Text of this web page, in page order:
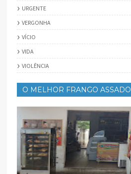
URGENTE
VERGONHA
VÍCIO
VIDA
VIOLÊNCIA
O MELHOR FRANGO ASSADO